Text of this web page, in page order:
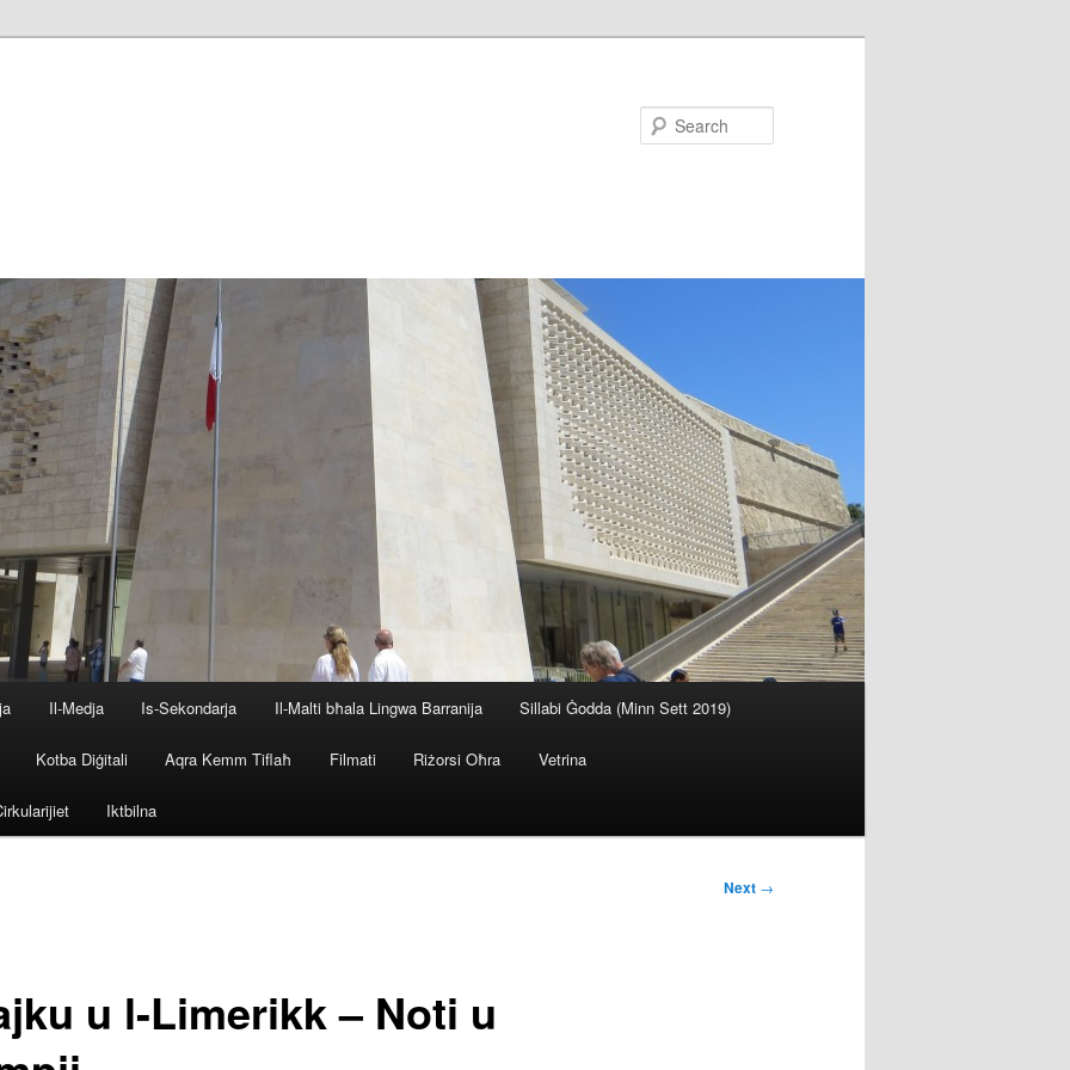
Il-Medja Is-Sekondarja Il-Malti bħala Lingwa Barranija Sillabi Ġodda (Minn Sett 2019)
Kotba Diġitali Aqra Kemm Tiflaħ Filmati Riżorsi Oħra Vetrina
Iktbilna
Next →
u l-Limerikk – Noti u